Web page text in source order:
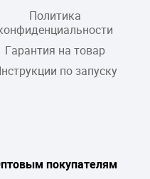
Политика
Гарантия на товар
по запуску
покупателям